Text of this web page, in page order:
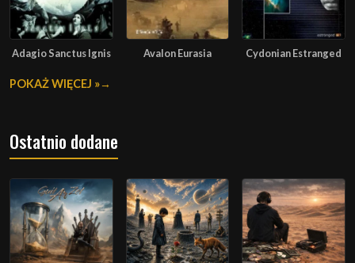
Adagio Sanctus Ignis Avalon Eurasia Cydonian Estranged
POKAŻ WIĘCEJ »
Ostatnio dodane